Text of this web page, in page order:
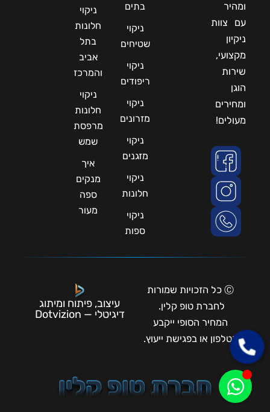
ומהיר
עם צוות
ניקיון
מקצועי,
שירות
הוגן
ומחירים
מעולים!
בתים
ניקוי
שטיחים
ניקוי
ריפודים
ניקוי
מזרונים
ניקוי
מזגנים
ניקוי
חלונות
ניקוי
ספות
ניקוי
חלונות
בתל
אביב
והמרכז
ניקוי
חלונות
מרפסת
שמש
איך
מנקים
ספה
מעור
Ⓒ כל הזכויות שמורות
לחברת טופ קלין.
המחיר הסופי ייקבע
בטלפון או בפגישת ייעוץ.
עיצוב, פיתוח ומיתוג
דיגיטלי — Dotvizion
חברת טופ קלין